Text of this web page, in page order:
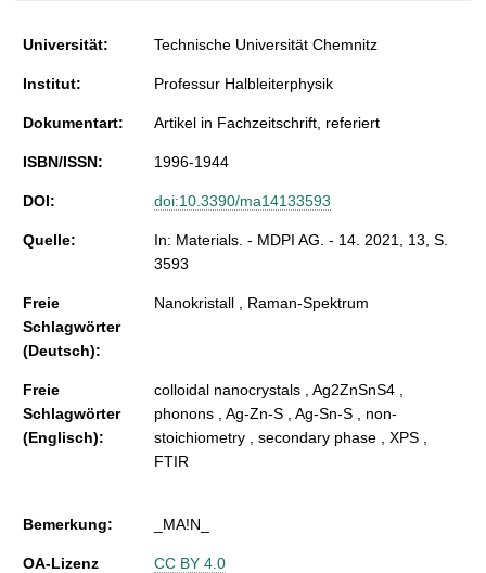
Universität: Technische Universität Chemnitz
Institut: Professur Halbleiterphysik
Dokumentart: Artikel in Fachzeitschrift, referiert
ISBN/ISSN: 1996-1944
DOI: doi:10.3390/ma14133593
Quelle:
In: Materials. - MDPI AG. - 14. 2021, 13, S.
3593
Freie
Schlagwörter
(Deutsch):
Nanokristall , Raman-Spektrum
Freie
Schlagwörter
(Englisch):
colloidal nanocrystals , Ag2ZnSnS4 ,
phonons , Ag-Zn-S , Ag-Sn-S , non-
stoichiometry , secondary phase , XPS ,
FTIR
Bemerkung: _MA!N_
OA-Lizenz CC BY 4.0